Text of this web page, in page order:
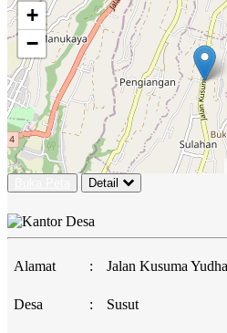
+
−
Detail
Alamat : Jalan Kusuma
Desa : Susut